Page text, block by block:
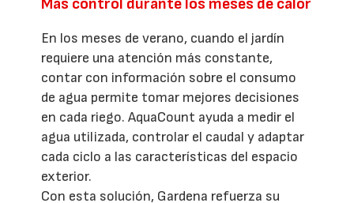
Más control durante los meses de calor
En los meses de verano, cuando el jardín
requiere una atención más constante,
contar con información sobre el consumo
de agua permite tomar mejores decisiones
en cada riego. AquaCount ayuda a medir el
agua utilizada, controlar el caudal y adaptar
cada ciclo a las características del espacio
exterior.
Con esta solución, Gardena refuerza su